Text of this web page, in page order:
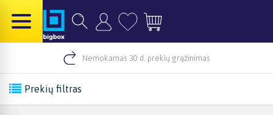
Nemokamas 30 d. prekių grąžinimas
Prekių filtras